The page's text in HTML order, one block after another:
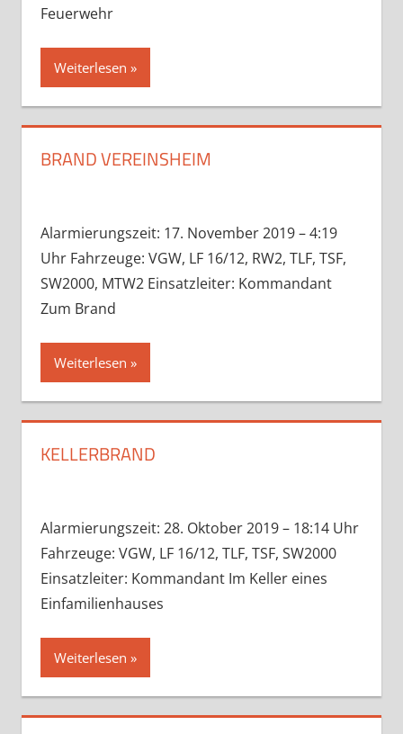
Feuerwehr
Weiterlesen
BRAND VEREINSHEIM
Alarmierungszeit: 17. November 2019 – 4:19
Uhr Fahrzeuge: VGW, LF 16/12, RW2, TLF, TSF,
SW2000, MTW2 Einsatzleiter: Kommandant
Zum Brand
Weiterlesen
KELLERBRAND
Alarmierungszeit: 28. Oktober 2019 – 18:14 Uhr
Fahrzeuge: VGW, LF 16/12, TLF, TSF, SW2000
Einsatzleiter: Kommandant Im Keller eines
Einfamilienhauses
Weiterlesen